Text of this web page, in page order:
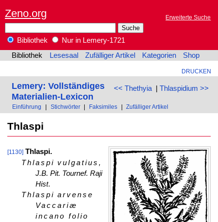
Zeno.org Erweiterte Suche
Bibliothek
Nur in Lemery-1721
Bibliothek
Lesesaal Zufälliger Artikel Kategorien Shop
DRUCKEN
<< Thethyia| Thlaspidium >>
Lemery: Vollständiges
Materialien-Lexicon
Einführung Stichwörter Faksimiles Zufälliger Artikel
Thlaspi
[1130] Thlaspi.
Thlaspi vulgatius ,
J.B. Pit. Tournef. Raji
Hist.
Thlaspi arvense
Vaccariæ
incano folio